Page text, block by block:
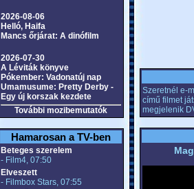
2026-08-06
Helló, Haifa
Mancs őrjárat: A dinófilm
2026-07-30
A Léviták könyve
Pókember: Vadonatúj nap
Umamusume: Pretty Derby -
Egy új korszak kezdete
További mozibemutatók
Hamarosan a TV-ben
Beteges szerelem
- Film4, 07:50
Elveszett
- Filmbox Stars, 07:55
Szeretnél e-
című filmet
megjelenik